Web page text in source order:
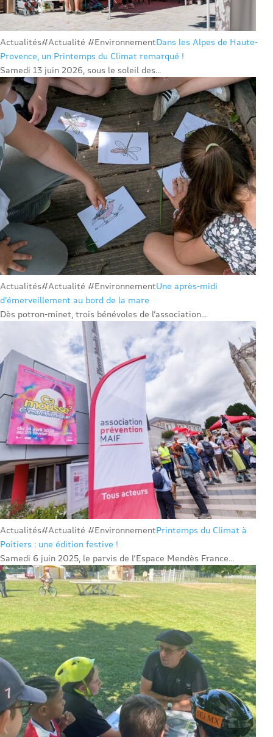
Actualités#Actualité #EnvironnementDans les Alpes de Haute-
Provence, un Printemps du Climat remarqué !
Samedi 13 juin 2026, sous le soleil des...
Actualités#Actualité #EnvironnementUne après-midi
d’émerveillement au bord de la mare
Dès potron-minet, trois bénévoles de l’association...
Actualités#Actualité #EnvironnementPrintemps du Climat à
Poitiers : une édition festive !
Samedi 6 juin 2025, le parvis de l’Espace Mendès France...